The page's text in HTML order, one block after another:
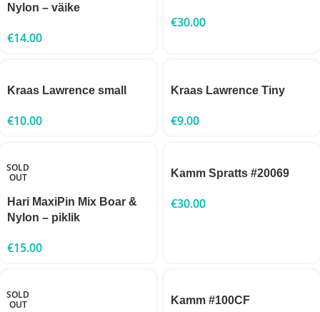
Nylon – väike
€14.00
€30.00
Kraas Lawrence small
€10.00
Kraas Lawrence Tiny
€9.00
SOLD
OUT
Hari MaxiPin Mix Boar &
Nylon – piklik
€15.00
Kamm Spratts #20069
€30.00
SOLD
OUT
Kamm #100CF